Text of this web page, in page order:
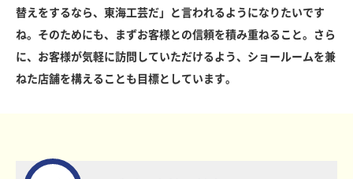
替えをするなら、東海工芸だ」と言われるようになりたいです
ね。そのためにも、まずお客様との信頼を積み重ねること。さら
に、お客様が気軽に訪問していただけるよう、ショールームを兼
ねた店舗を構えることも目標としています。